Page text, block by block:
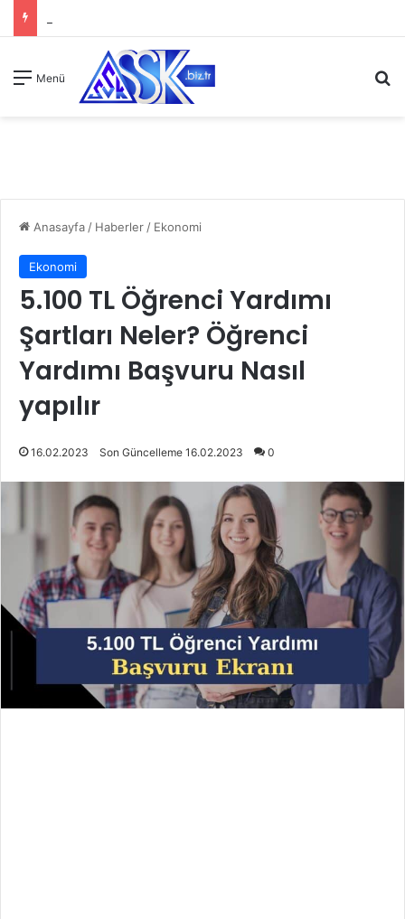
Menü
Anasayfa / Haberler / Ekonomi
Ekonomi
5.100 TL Öğrenci Yardımı
Şartları Neler? Öğrenci
Yardımı Başvuru Nasıl
yapılır
16.02.2023 Son Güncelleme 16.02.2023 0